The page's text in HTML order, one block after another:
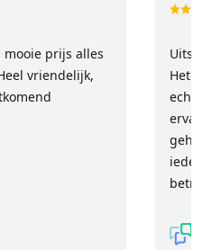
mooie prijs alles
vriendelijk,
Het
echt